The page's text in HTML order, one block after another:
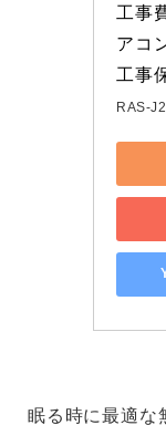
工事
アコ
工事
RAS-
眠る時に最適な